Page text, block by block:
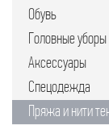
Обувь
Головные уборы
Аксессуары
Спецодежда
Пряжа и нити